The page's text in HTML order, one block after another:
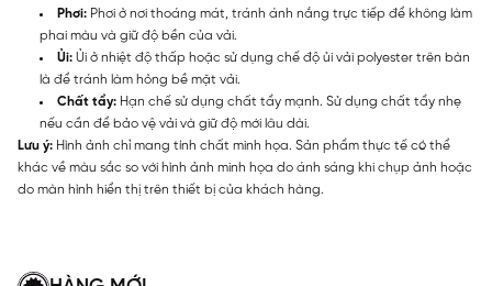
Phơi: Phơi ở nơi thoáng mát, tránh ánh nắng trực tiếp để không làm
phai màu và giữ độ bền của vải.
Ủi: Ủi ở nhiệt độ thấp hoặc sử dụng chế độ ủi vải polyester trên bàn
là để tránh làm hỏng bề mặt vải.
Chất tẩy: Hạn chế sử dụng chất tẩy mạnh. Sử dụng chất tẩy nhẹ
nếu cần để bảo vệ vải và giữ độ mới lâu dài.
Lưu ý: Hình ảnh chỉ mang tính chất minh họa. Sản phẩm thực tế có thể
khác về màu sắc so với hình ảnh minh họa do ánh sáng khi chụp ảnh hoặc
do màn hình hiển thị trên thiết bị của khách hàng.